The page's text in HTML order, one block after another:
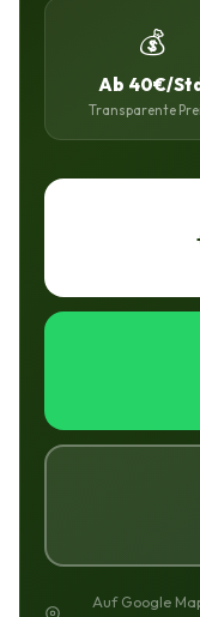
💰
Ab 40€/
Transparente
Auf Google